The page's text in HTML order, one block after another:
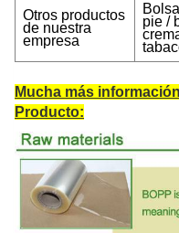
Otros productos
de nuestra
empresa
pie /
Mucha más
Producto: